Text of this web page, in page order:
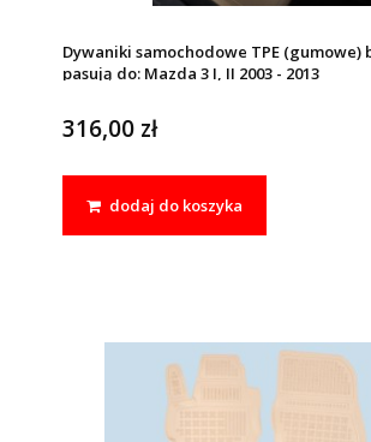
Dywaniki samochodowe TPE (gumowe)
pasują do: Mazda 3 I, II 2003 - 2013
316,00 zł
dodaj do koszyka